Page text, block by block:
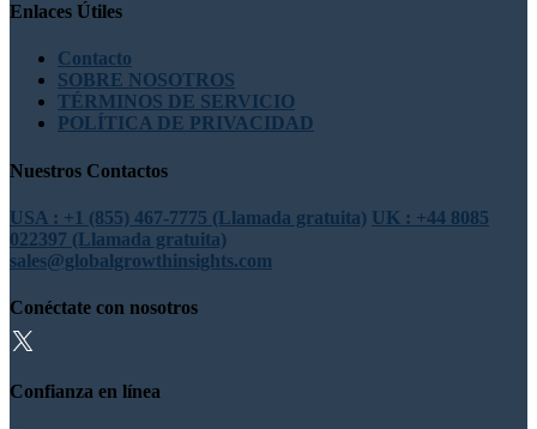
Enlaces Útiles
Contacto
SOBRE NOSOTROS
TÉRMINOS DE SERVICIO
POLÍTICA DE PRIVACIDAD
Nuestros Contactos
USA : +1 (855) 467-7775 (Llamada gratuita) UK : +44 8085
022397 (Llamada gratuita)
sales@globalgrowthinsights.com
Conéctate con nosotros
Confianza en línea